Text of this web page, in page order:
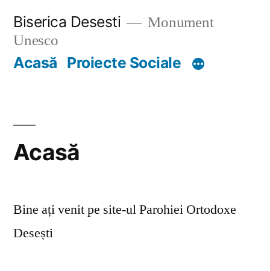
content
Biserica Desesti
Monument
Unesco
Acasă Proiecte Sociale
Acasă
Bine ați venit pe site-ul Parohiei Ortodoxe
Desești